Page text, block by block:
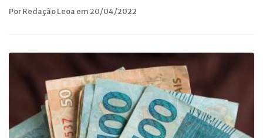
Por Redação Leoa em 20/04/2022